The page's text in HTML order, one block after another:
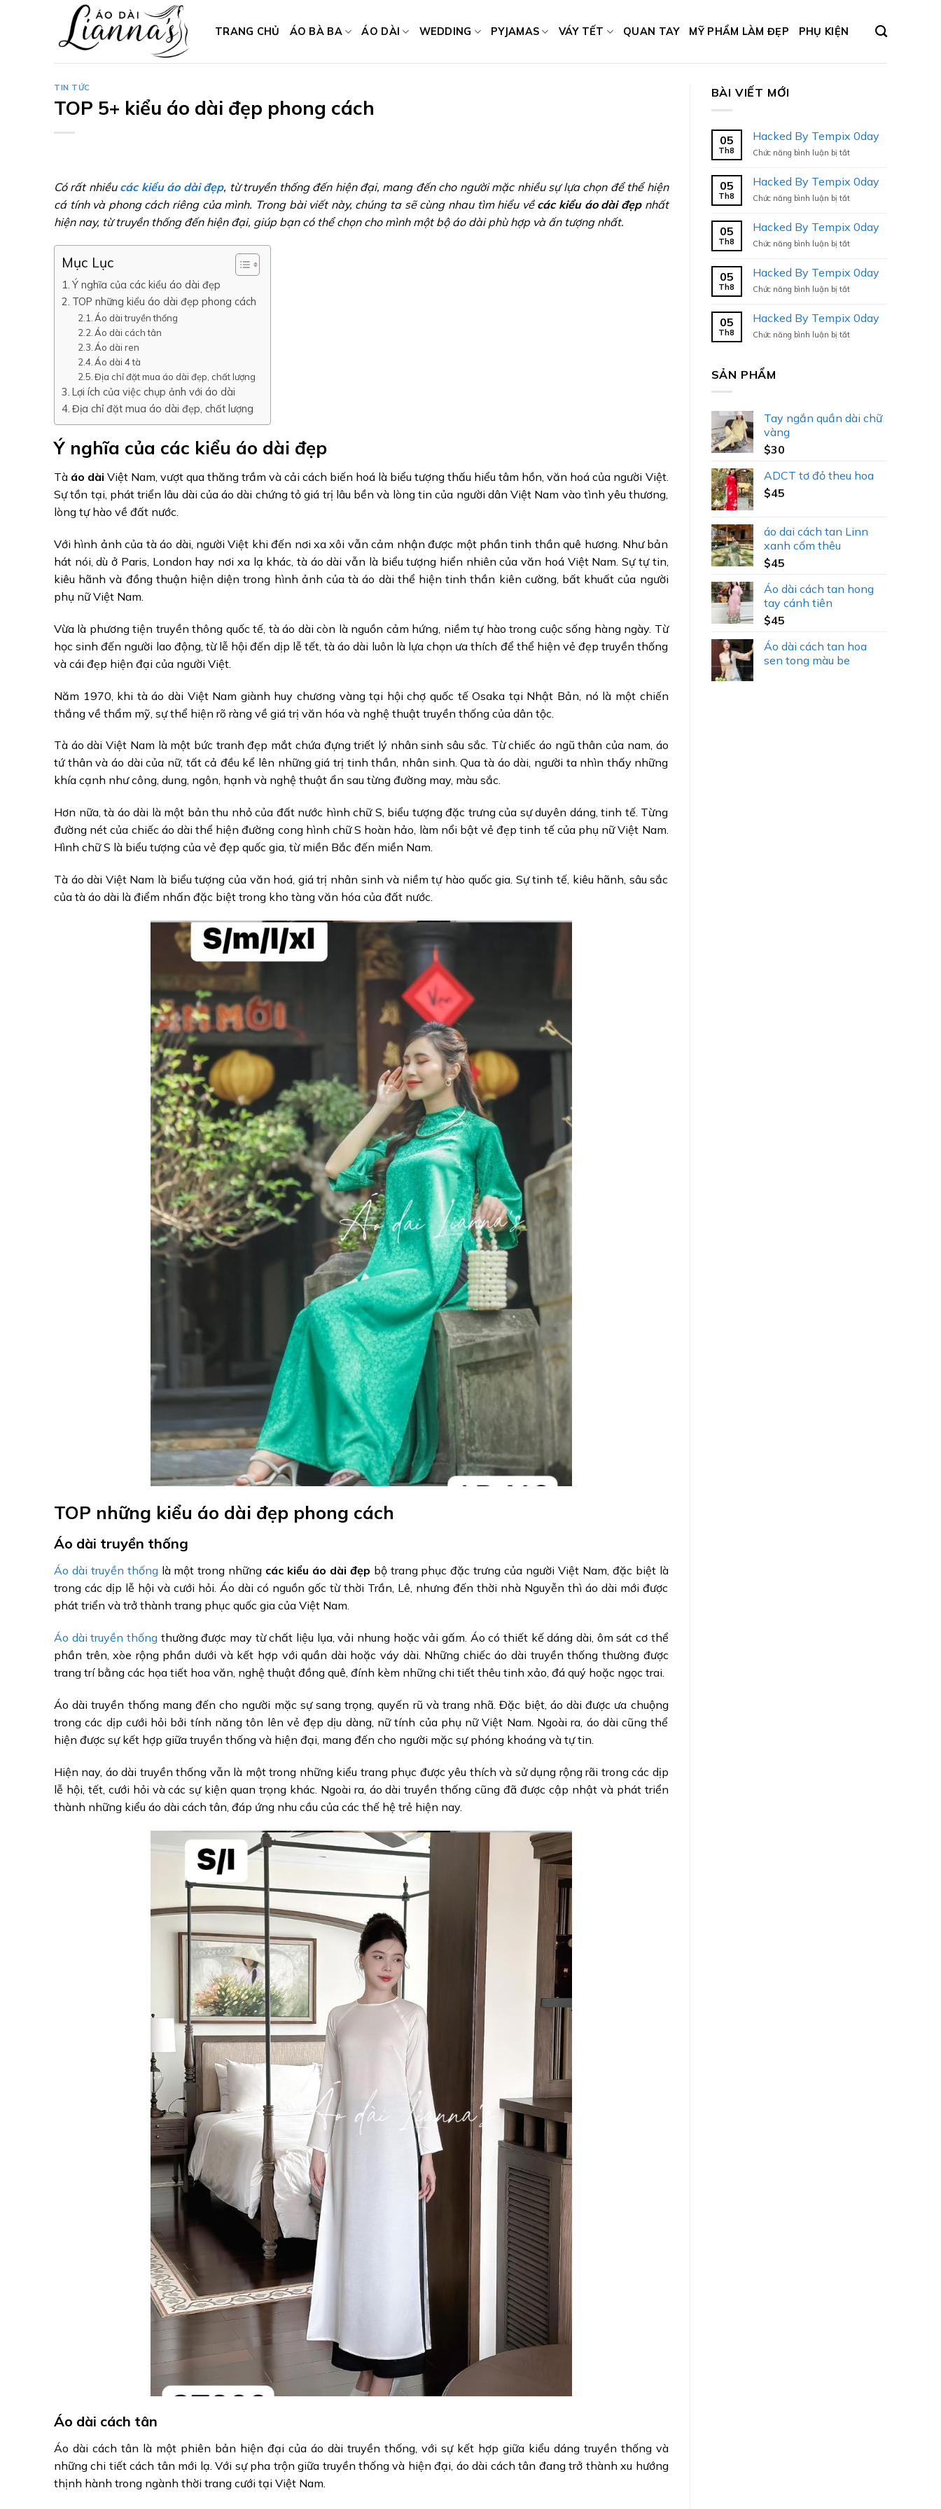
TRANG CHỦ ÁO BÀ BA ÁO DÀI WEDDING PYJAMAS VÁY TẾT QUAN TAY MỸ PHẨM LÀM ĐẸP PHỤ KIỆN
TIN TỨC
TOP 5+ kiểu áo dài đẹp phong cách
Có rất nhiều các kiểu áo dài đẹp, từ truyền thống đến hiện đại, mang đến cho người mặc nhiều sự lựa chọn để thể hiện
cá tính và phong cách riêng của mình. Trong bài viết này, chúng ta sẽ cùng nhau tìm hiểu về các kiểu áo dài đẹpnhất
hiện nay, từ truyền thống đến hiện đại, giúp bạn có thể chọn cho mình một bộ áo dài phù hợp và ấn tượng nhất.
Mục Lục
Ý nghĩa của các kiểu áo dài đẹp
TOP những kiểu áo dài đẹp phong cách
Áo dài truyền thống
Áo dài cách tân
Áo dài ren
Áo dài 4 tà
Địa chỉ đặt mua áo dài đẹp, chất lượng
Lợi ích của việc chụp ảnh với áo dài
Địa chỉ đặt mua áo dài đẹp, chất lượng
Ý nghĩa của các kiểu áo dài đẹp
Tà áo dàiViệt Nam, vượt qua thăng trầm và cải cách biến hoá là biểu tượng thấu hiểu tâm hồn, văn hoá của người Việt.
Sự tồn tại, phát triển lâu dài của áo dài chứng tỏ giá trị lâu bền và lòng tin của người dân Việt Nam vào tình yêu thương,
lòng tự hào về đất nước.
Với hình ảnh của tà áo dài, người Việt khi đến nơi xa xôi vẫn cảm nhận được một phần tinh thần quê hương. Như bản
hát nói, dù ở Paris, London hay nơi xa lạ khác, tà áo dài vẫn là biểu tượng hiển nhiên của văn hoá Việt Nam. Sự tự tin,
kiêu hãnh và đồng thuận hiện diện trong hình ảnh của tà áo dài thể hiện tinh thần kiên cường, bất khuất của người
phụ nữ Việt Nam.
Vừa là phương tiện truyền thông quốc tế, tà áo dài còn là nguồn cảm hứng, niềm tự hào trong cuộc sống hàng ngày. Từ
học sinh đến người lao động, từ lễ hội đến dịp lễ tết, tà áo dài luôn là lựa chọn ưa thích để thể hiện vẻ đẹp truyền thống
và cái đẹp hiện đại của người Việt.
Năm 1970, khi tà áo dài Việt Nam giành huy chương vàng tại hội chợ quốc tế Osaka tại Nhật Bản, nó là một chiến
thắng về thẩm mỹ, sự thể hiện rõ ràng về giá trị văn hóa và nghệ thuật truyền thống của dân tộc.
Tà áo dài Việt Nam là một bức tranh đẹp mắt chứa đựng triết lý nhân sinh sâu sắc. Từ chiếc áo ngũ thân của nam, áo
tứ thân và áo dài của nữ, tất cả đều kể lên những giá trị tinh thần, nhân sinh. Qua tà áo dài, người ta nhìn thấy những
khía cạnh như công, dung, ngôn, hạnh và nghệ thuật ẩn sau từng đường may, màu sắc.
Hơn nữa, tà áo dài là một bản thu nhỏ của đất nước hình chữ S, biểu tượng đặc trưng của sự duyên dáng, tinh tế. Từng
đường nét của chiếc áo dài thể hiện đường cong hình chữ S hoàn hảo, làm nổi bật vẻ đẹp tinh tế của phụ nữ Việt Nam.
Hình chữ S là biểu tượng của vẻ đẹp quốc gia, từ miền Bắc đến miền Nam.
Tà áo dài Việt Nam là biểu tượng của văn hoá, giá trị nhân sinh và niềm tự hào quốc gia. Sự tinh tế, kiêu hãnh, sâu sắc
của tà áo dài là điểm nhấn đặc biệt trong kho tàng văn hóa của đất nước.
TOP những kiểu áo dài đẹp phong cách
Áo dài truyền thống
Áo dài truyền thống là một trong những các kiểu áo dài đẹp bộ trang phục đặc trưng của người Việt Nam, đặc biệt là
trong các dịp lễ hội và cưới hỏi. Áo dài có nguồn gốc từ thời Trần, Lê, nhưng đến thời nhà Nguyễn thì áo dài mới được
phát triển và trở thành trang phục quốc gia của Việt Nam.
Áo dài truyền thống thường được may từ chất liệu lụa, vải nhung hoặc vải gấm. Áo có thiết kế dáng dài, ôm sát cơ thể
phần trên, xòe rộng phần dưới và kết hợp với quần dài hoặc váy dài. Những chiếc áo dài truyền thống thường được
trang trí bằng các họa tiết hoa văn, nghệ thuật đồng quê, đính kèm những chi tiết thêu tinh xảo, đá quý hoặc ngọc trai.
Áo dài truyền thống mang đến cho người mặc sự sang trọng, quyến rũ và trang nhã. Đặc biệt, áo dài được ưa chuộng
trong các dịp cưới hỏi bởi tính năng tôn lên vẻ đẹp dịu dàng, nữ tính của phụ nữ Việt Nam. Ngoài ra, áo dài cũng thể
hiện được sự kết hợp giữa truyền thống và hiện đại, mang đến cho người mặc sự phóng khoáng và tự tin.
Hiện nay, áo dài truyền thống vẫn là một trong những kiểu trang phục được yêu thích và sử dụng rộng rãi trong các dịp
lễ hội, tết, cưới hỏi và các sự kiện quan trọng khác. Ngoài ra, áo dài truyền thống cũng đã được cập nhật và phát triển
thành những kiểu áo dài cách tân, đáp ứng nhu cầu của các thế hệ trẻ hiện nay.
Áo dài cách tân
Áo dài cách tân là một phiên bản hiện đại của áo dài truyền thống, với sự kết hợp giữa kiểu dáng truyền thống và
những chi tiết cách tân mới lạ. Với sự pha trộn giữa truyền thống và hiện đại, áo dài cách tân đang trở thành xu hướng
thịnh hành trong ngành thời trang cưới tại Việt Nam.
BÀI VIẾT MỚI
05
Th8
Hacked By Tempix 0day
Chức năng bình luận bị tắtở
Tempix
0day
05
Th8
Hacked By Tempix 0day
Chức năng bình luận bị tắtở
Tempix
0day
05
Th8
Hacked By Tempix 0day
Chức năng bình luận bị tắtở
Tempix
0day
05
Th8
Hacked By Tempix 0day
Chức năng bình luận bị tắtở
Tempix
0day
05
Th8
Hacked By Tempix 0day
Chức năng bình luận bị tắtở
SẢN PHẨM
Tay ngắn quần dài chữ
vàng
$30
ADCT tơ đỏ theu hoa
$45
áo dai cách tan Linn
xanh cốm thêu
$45
Áo dài cách tan hong
tay cánh tiên
$45
Áo dài cách tan hoa
sen tong màu be